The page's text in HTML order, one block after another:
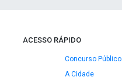
ACESSO RÁPIDO
Concurso Público
A Cidade